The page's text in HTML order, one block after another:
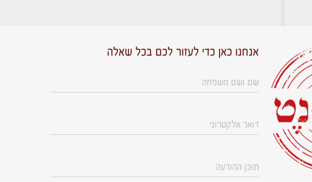
אנחנו כאן כדי לעזור לכם בכל שאלה